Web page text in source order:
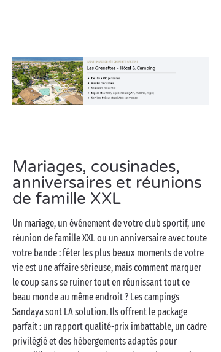
Mariages, cousinades,
anniversaires et réunions
de famille XXL
Un mariage, un événement de votre club sportif, une
réunion de famille XXL ou un anniversaire avec toute
votre bande : fêter les plus beaux moments de votre
vie est une affaire sérieuse, mais comment marquer
le coup sans se ruiner tout en réunissant tout ce
beau monde au même endroit ? Les campings
Sandaya sont LA solution. Ils offrent le package
parfait : un rapport qualité-prix imbattable, un cadre
privilégié et des hébergements adaptés pour